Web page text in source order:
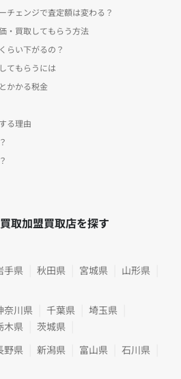
チェンジで査定額は変わる？
・買取してもらう方法
らい下がるの？
てもらうには
かかる税金
る理由
取加盟買取店を探す
手県 秋田県 宮城県
山形県
奈川県 千葉県
埼玉県
木県
茨城県
野県 新潟県 富山県
石川県